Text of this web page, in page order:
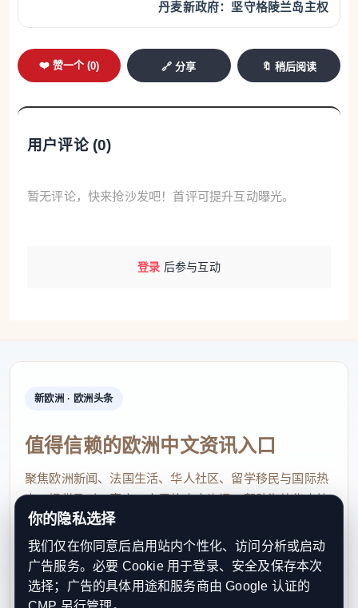
丹麦新政府：坚守格陵兰岛主权
❤️ 赞一个 (0) 🔗 分享 🔖 稍后阅读
用户评论 (0)
暂无评论，快来抢沙发吧！首评可提升互动曝光。
登录 后参与互动
新欧洲 · 欧洲头条
值得信赖的欧洲中文资讯入口
聚焦欧洲新闻、法国生活、华人社区、留学移民与国际热
点，提供及时、真实、实用的中文资讯，帮助海外华人快
速了解欧洲动态。
contact@xinouzhou.com
服务支持、版权与合作：工作日优先处理站务、投稿与权
利通知
你的隐私选择
我们仅在你同意后启用站内个性化、访问分析或启动
广告服务。必要 Cookie 用于登录、安全及保存本次
选择；广告的具体用途和服务商由 Google 认证的